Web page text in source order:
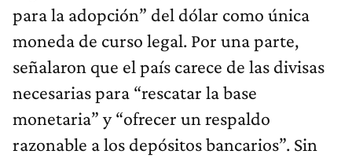
para la adopción” del dólar como única
moneda de curso legal. Por una parte,
señalaron que el país carece de las divisas
necesarias para “rescatar la base
monetaria” y “ofrecer un respaldo
razonable a los depósitos bancarios”. Sin